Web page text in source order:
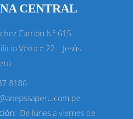
CENTRAL
Carrión N° 615 –
Vértice 22 – Jesús
8186
De lunes a viernes de